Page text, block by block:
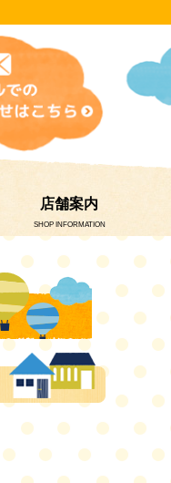
店舗案内
SHOP INFORMATION